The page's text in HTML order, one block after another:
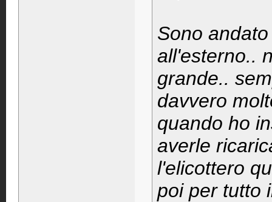
Sono
all'esterno..
grande..
davvero
quando ho
averle
l'elicottero
poi per tutto